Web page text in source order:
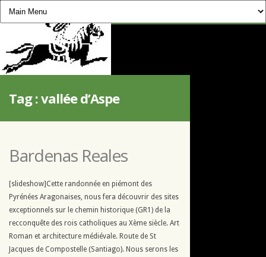
CHEVAUCHÉE
Tag :vallée d’Aspe
Bardenas Reales
[slideshow]Cette randonnée en piémont des
Pyrénées Aragonaises, nous fera découvrir des sites
exceptionnels sur le chemin historique (GR1) de la
recconquête des rois catholiques au Xème siècle. Art
Roman et architecture médiévale. Route de St
Jacques de Compostelle (Santiago). Nous serons les